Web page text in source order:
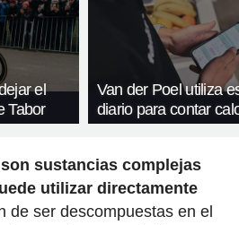
el
Tabor
Van der Poel utiliza
diario para contar
sustancias complejas
utilizar directamente
de ser descompuestas en el